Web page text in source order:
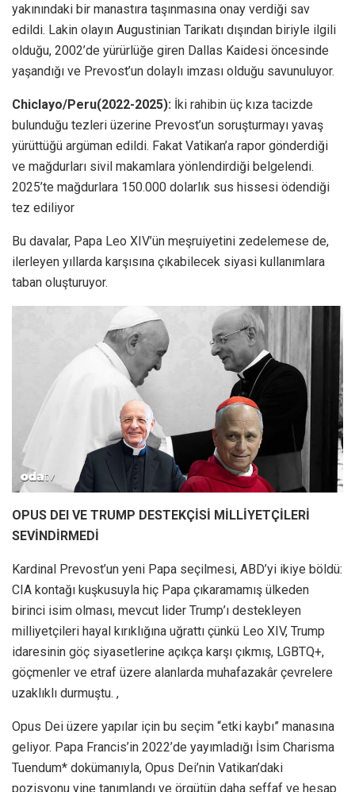
yakınındaki bir manastıra taşınmasına onay verdiği sav
edildi. Lakin olayın Augustinian Tarikatı dışından biriyle ilgili
olduğu, 2002’de yürürlüğe giren Dallas Kaidesi öncesinde
yaşandığı ve Prevost’un dolaylı imzası olduğu savunuluyor.
Chiclayo/Peru(2022-2025): İki rahibin üç kıza tacizde
bulunduğu tezleri üzerine Prevost’un soruşturmayı yavaş
yürüttüğü argüman edildi. Fakat Vatikan’a rapor gönderdiği
ve mağdurları sivil makamlara yönlendirdiği belgelendi.
2025’te mağdurlara 150.000 dolarlık sus hissesi ödendiği
tez ediliyor
Bu davalar, Papa Leo XIV’ün meşruiyetini zedelemese de,
ilerleyen yıllarda karşısına çıkabilecek siyasi kullanımlara
taban oluşturuyor.
OPUS DEI VE TRUMP DESTEKÇİSİ MİLLİYETÇİLERİ
SEVİNDİRMEDİ
Kardinal Prevost’un yeni Papa seçilmesi, ABD’yi ikiye böldü:
CIA kontağı kuşkusuyla hiç Papa çıkaramamış ülkeden
birinci isim olması, mevcut lider Trump’ı destekleyen
milliyetçileri hayal kırıklığına uğrattı çünkü Leo XIV, Trump
idaresinin göç siyasetlerine açıkça karşı çıkmış, LGBTQ+,
göçmenler ve etraf üzere alanlarda muhafazakâr çevrelere
uzaklıklı durmuştu. ,
Opus Dei üzere yapılar için bu seçim “etki kaybı” manasına
geliyor. Papa Francis’in 2022’de yayımladığı İsim Charisma
Tuendum* dokümanıyla, Opus Dei’nin Vatikan’daki
pozisyonu yine tanımlandı ve örgütün daha şeffaf ve hesap